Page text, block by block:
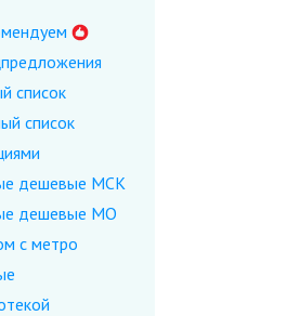
список
список
дешевые МСК
дешевые МО
с метро